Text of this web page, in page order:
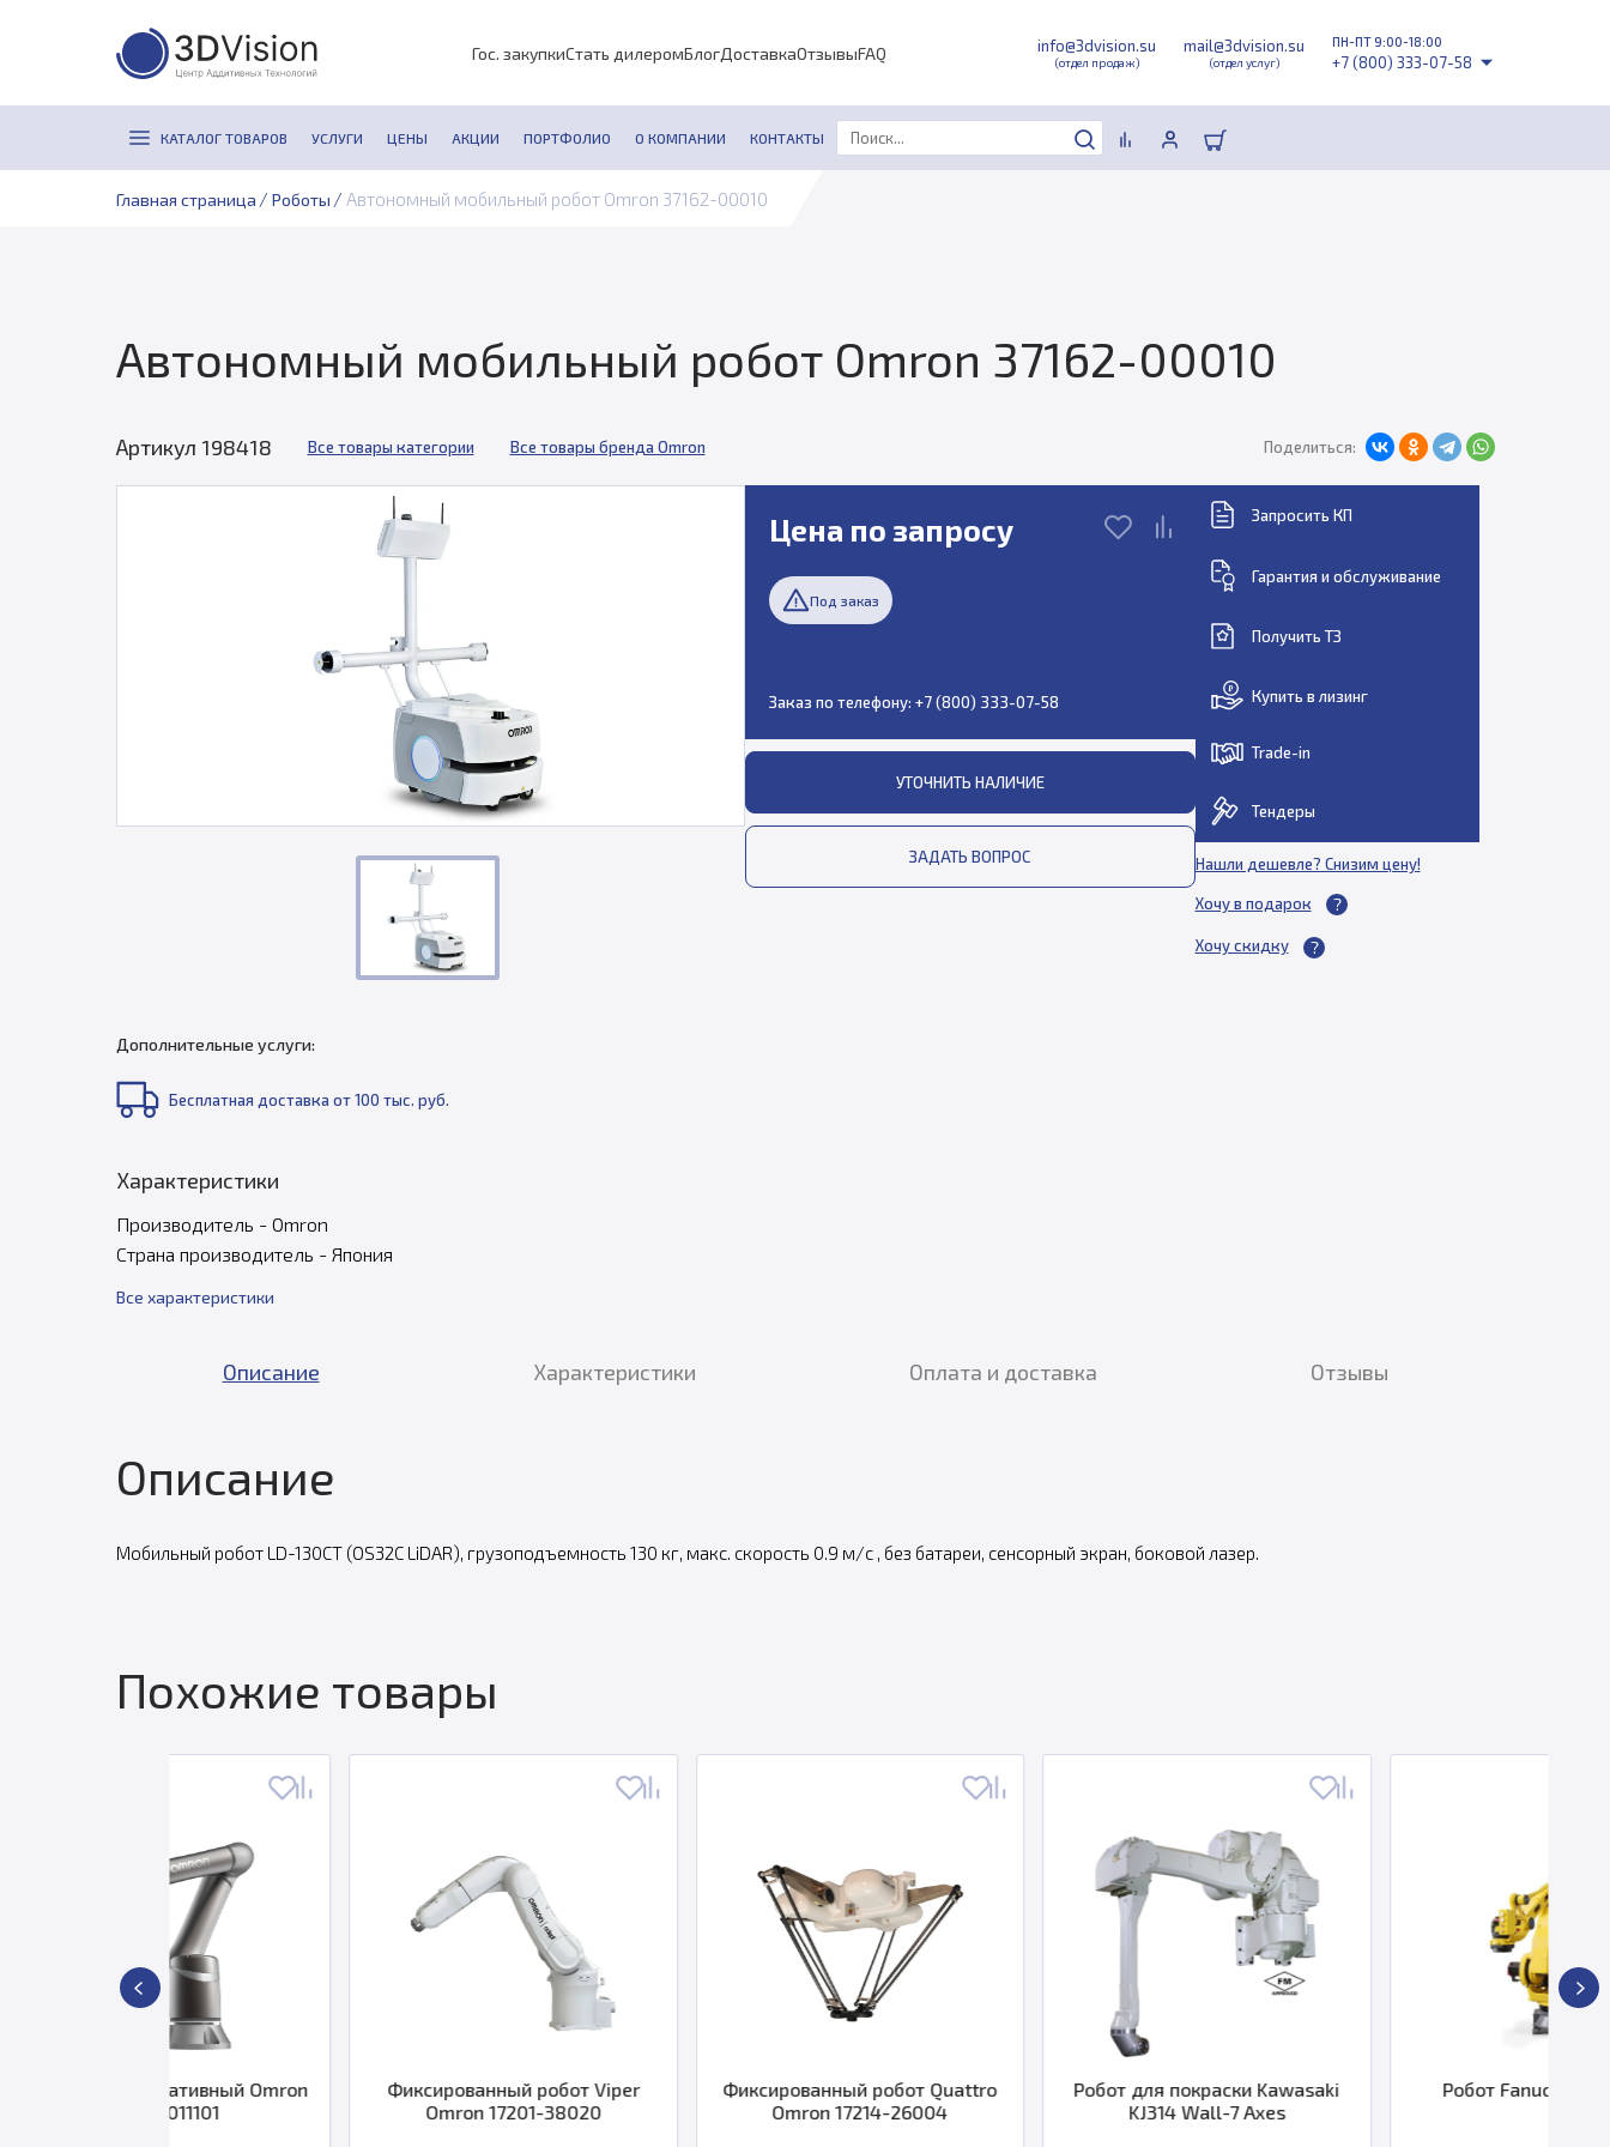
Гос. закупкиСтать дилеромБлогДоставкаОтзывыFAQ info@3dvision.su
(отдел продаж)
mail@3dvision.su
(отдел услуг)
ПН-ПТ 9:00-18:00
+7 (800) 333-07-58
КАТАЛОГ ТОВАРОВ УСЛУГИ ЦЕНЫ АКЦИИ ПОРТФОЛИО О КОМПАНИИ КОНТАКТЫ
Главная страница / Роботы / Автономный мобильный робот Omron 37162-00010
Автономный мобильный робот Omron 37162-00010
Артикул 198418 Все товары категории Все товары бренда Omron Поделиться:
Цена по запросу
Под заказ
Заказ по телефону: +7 (800) 333-07-58
УТОЧНИТЬ НАЛИЧИЕ
ЗАДАТЬ ВОПРОС
Запросить КП
Гарантия и обслуживание
Получить ТЗ
Купить в лизинг
Trade-in
Тендеры
Нашли дешевле? Снизим цену!
Хочу в подарок
Хочу скидку
Дополнительные услуги:
Бесплатная доставка от 100 тыс. руб.
Характеристики
Производитель - Omron
Страна производитель - Япония
Все характеристики
Описание Характеристики Оплата и доставка Отзывы
Описание
Мобильный робот LD-130CT (OS32C LiDAR), грузоподъемность 130 кг, макс. скорость 0.9 м/с , без батареи, сенсорный экран, боковой лазер.
Похожие товары
Omron
Фиксированный робот Viper
Omron 17201-38020
Фиксированный робот Quattro
Omron 17214-26004
Робот для покраски Kawasaki
KJ314 Wall-7 Axes
Робот Fanuc M-410iC/110